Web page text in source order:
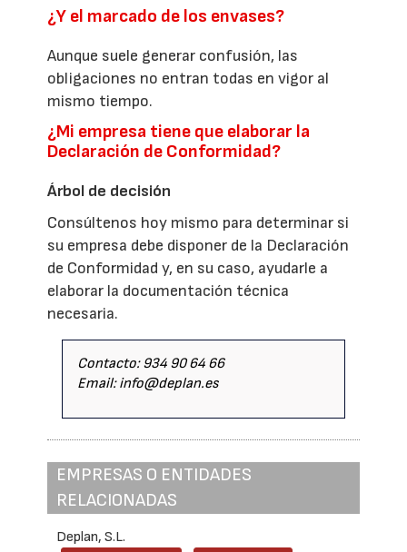
¿Y el marcado de los envases?
Aunque suele generar confusión, las
obligaciones no entran todas en vigor al
mismo tiempo.
¿Mi empresa tiene que elaborar la
Declaración de Conformidad?
Árbol de decisión
Consúltenos hoy mismo para determinar si
su empresa debe disponer de la Declaración
de Conformidad y, en su caso, ayudarle a
elaborar la documentación técnica
necesaria.
Contacto: 934 90 64 66
Email: info@deplan.es
EMPRESAS O ENTIDADES
RELACIONADAS
Deplan, S.L.